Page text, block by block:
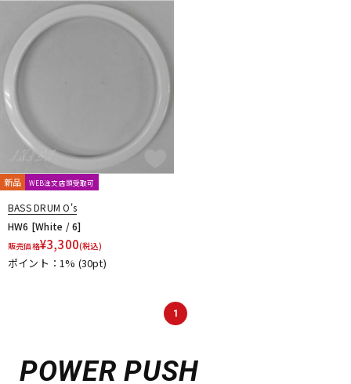
新品 WEB注文店頭受取可
BASS DRUM O's
HW6 [White / 6]
販売価格¥3,300(税込)
ポイント：1% (30pt)
1
POWER PUSH